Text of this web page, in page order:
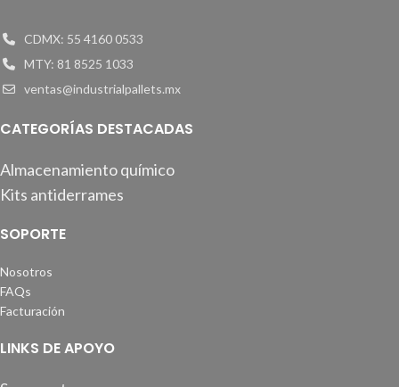
CDMX: 55 4160 0533
MTY: 81 8525 1033
ventas@industrialpallets.mx
CATEGORÍAS DESTACADAS
Almacenamiento químico
Kits antiderrames
SOPORTE
Nosotros
FAQs
Facturación
LINKS DE APOYO